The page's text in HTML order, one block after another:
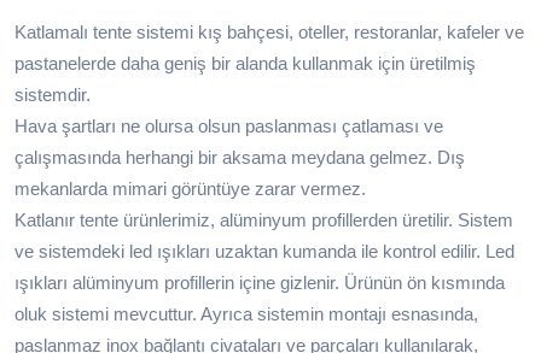
Katlamalı tente sistemi kış bahçesi, oteller, restoranlar, kafeler ve
pastanelerde daha geniş bir alanda kullanmak için üretilmiş
sistemdir.
Hava şartları ne olursa olsun paslanması çatlaması ve
çalışmasında herhangi bir aksama meydana gelmez. Dış
mekanlarda mimari görüntüye zarar vermez.
Katlanır tente ürünlerimiz, alüminyum profillerden üretilir. Sistem
ve sistemdeki led ışıkları uzaktan kumanda ile kontrol edilir. Led
ışıkları alüminyum profillerin içine gizlenir. Ürünün ön kısmında
oluk sistemi mevcuttur. Ayrıca sistemin montajı esnasında,
paslanmaz inox bağlantı civataları ve parçaları kullanılarak,